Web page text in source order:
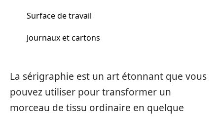
Surface de travail
Journaux et cartons
La sérigraphie est un art étonnant que vous
pouvez utiliser pour transformer un
morceau de tissu ordinaire en quelque